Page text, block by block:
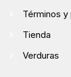
Términos
Tienda
Verduras